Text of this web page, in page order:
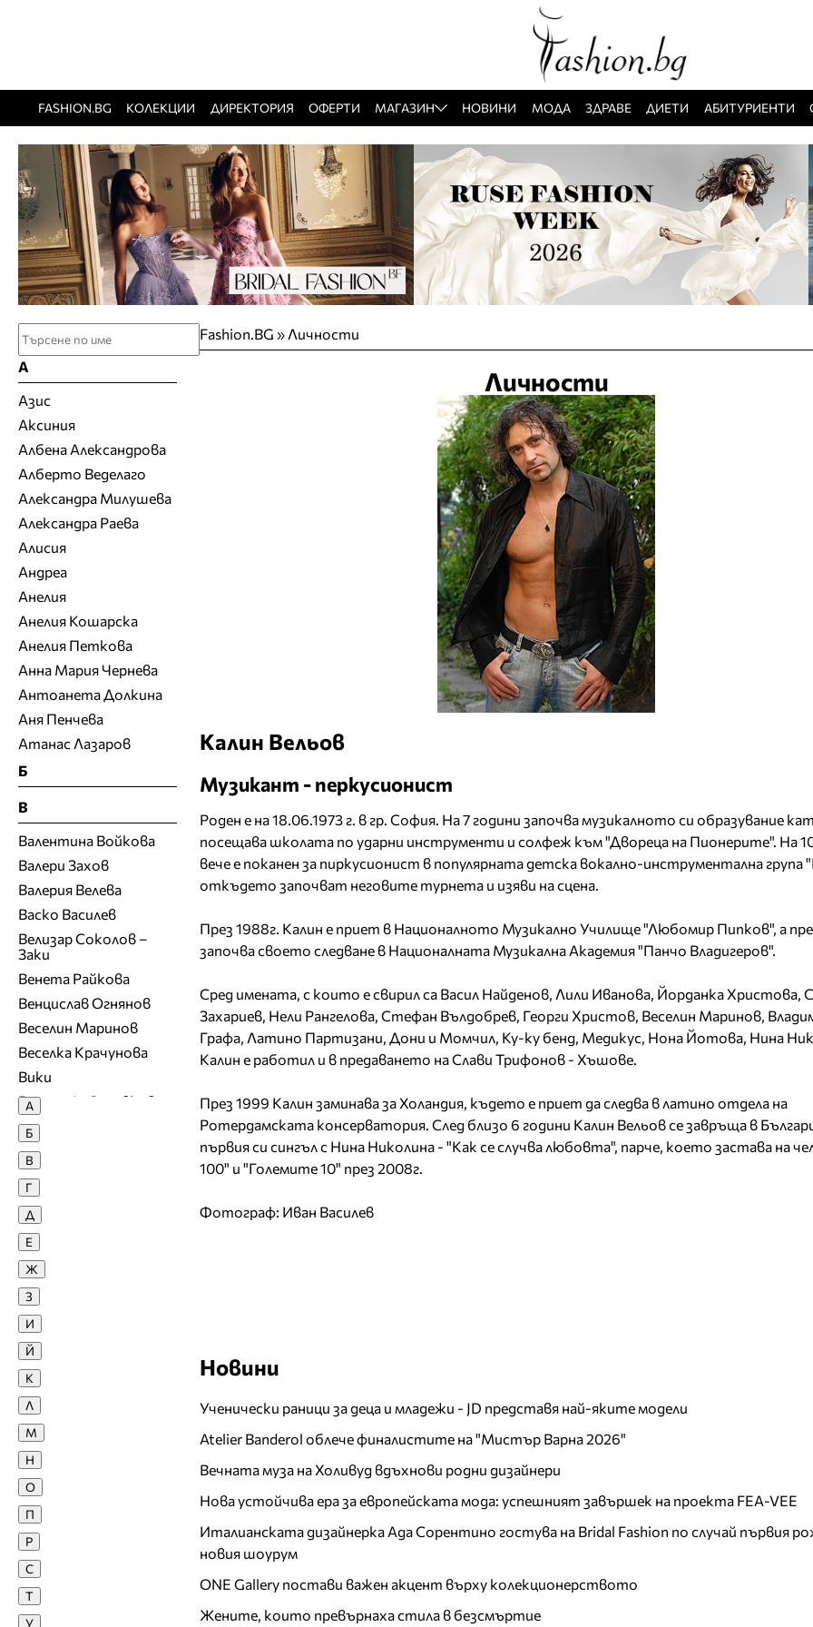
FASHION.BG КОЛЕКЦИИ ДИРЕКТОРИЯ ОФЕРТИ МАГАЗИН НОВИНИ МОДА ЗДРАВЕ ДИЕТИ АБИТУРИЕНТИ
Fashion.BG » Личности
Личности
Калин Вельов
Музикант - перкусионист
Роден е на 18.06.1973 г. в гр. София. На 7 години започва музикалното си образувание
посещава школата по ударни инструменти и солфеж към "Двореца на Пионерите". На
вече е поканен за пиркусионист в популярната детска вокално-инструментална
откъдето започват неговите турнета и изяви на сцена.
През 1988г. Калин е приет в Националното Музикално Училище "Любомир Пипков", а
започва своето следване в Националната Музикална Академия "Панчо Владигеров".
Сред имената, с които е свирил са Васил Найденов, Лили Иванова, Йорданка Христова,
Захариев, Нели Рангелова, Стефан Вълдобрев, Георги Христов, Веселин Маринов,
Графа, Латино Партизани, Дони и Момчил, Ку-ку бенд, Медикус, Нона Йотова, Нина
Калин е работил и в предаването на Слави Трифонов - Хъшове.
През 1999 Калин заминава за Холандия, където е приет да следва в латино отдела на
Ротердамската консерватория. След близо 6 години Калин Вельов се завръща в
първия си сингъл с Нина Николина - "Как се случва любовта", парче, което застава на
100" и "Големите 10" през 2008г.
Фотограф: Иван Василев
Новини
Ученически раници за деца и младежи - JD представя най-яките модели
Atelier Banderol облече финалистите на "Мистър Варна 2026"
Вечната муза на Холивуд вдъхнови родни дизайнери
Нова устойчива ера за европейската мода: успешният завършек на проекта FEA-VEE
Италианската дизайнерка Ада Сорентино гостува на Bridal Fashion по случай първия
новия шоурум
ONE Gallery постави важен акцент върху колекционерството
Жените, които превърнаха стила в безсмъртие
А
Азис
Аксиния
Албена Александрова
Алберто Веделаго
Александра Милушева
Александра Раева
Алисия
Андреа
Анелия
Анелия Кошарска
Анелия Петкова
Анна Мария Чернева
Антоанета Долкина
Аня Пенчева
Атанас Лазаров
Б
В
Валентина Войкова
Валери Захов
Валерия Велева
Васко Василев
Велизар Соколов –
Заки
Венета Райкова
Венцислав Огнянов
Веселин Маринов
Веселка Крачунова
Вики
Виргини\я Здравкова
Владимир Ампов -
Графа
Владимир Карамазов
Вяра Георгиева
Г
Гала
Галена
Галина Денчева
Галя
Георги Милчев - Годжи
Гери от Огледала
Глория
Григор Димитров
Д
Даниел Рачев
Дара
Деси Тенекеджиева
Десислава (DESS)
Десислава Банова
Диана Любенова
А
Б
В
Г
Д
Е
Ж
З
И
Й
К
Л
М
Н
О
П
Р
С
Т
У